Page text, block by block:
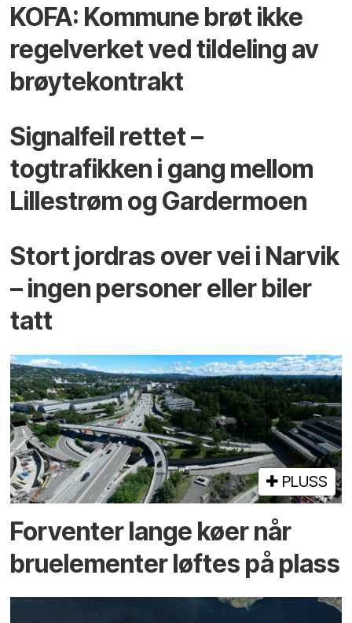
KOFA: Kommune brøt ikke
regelverket ved tildeling av
brøytekontrakt
Signalfeil rettet –
togtrafikken i gang mellom
Lillestrøm og Gardermoen
Stort jordras over vei i Narvik
– ingen personer eller biler
tatt
PLUSS
Forventer lange køer når
bru­elementer løftes på plass